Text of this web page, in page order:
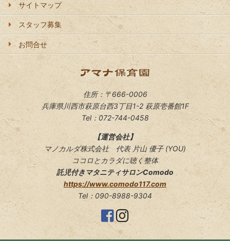
サイトマップ
スタッフ募集
お問合せ
住所：〒666-0006
兵庫県川西市萩原台西3丁目1-2 萩原壱番館1F
Tel：072-744-0458
【運営会社】
マノカルダ株式会社 代表 片山 優子 (YOU)
ココロとカラダに聴く整体
託児付きマタニティサロンComodo
https://www.comodo117.com
Tel：090-8988-9304